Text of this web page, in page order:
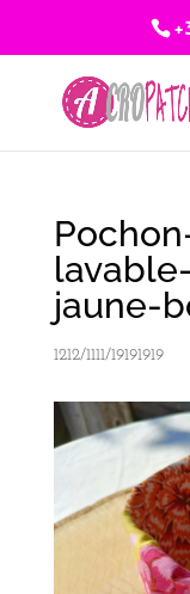
jaune-
1212/1111/19191919